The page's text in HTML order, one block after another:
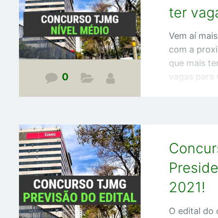
Machado.
duas vezes
0
ter
Vem aí
com a
que mais
vagas para
Concurso
meu nome é
2021!
O edital do